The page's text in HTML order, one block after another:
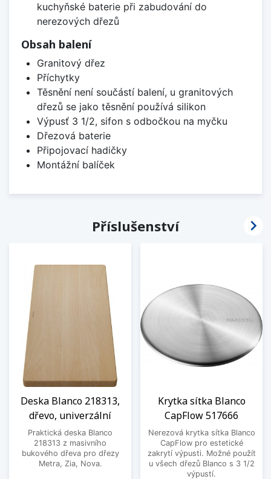
kuchyňské baterie při zabudování do
nerezových dřezů
Obsah balení
Granitový dřez
Příchytky
Těsnění není součástí balení, u granitových
dřezů se jako těsnění používá silikon
Výpusť 3 1/2, sifon s odbočkou na myčku
Dřezová baterie
Připojovací hadičky
Montážní balíček
Příslušenství
Deska Blanco 218313,
dřevo, univerzální
Praktická deska Blanco
218313 z masivního
bukového dřeva pro dřezy
Metra, Zia, Nova.
Krytka sítka Blanco
CapFlow 517666
Nerezová krytka sítka Blanco
CapFlow pro estetické
zakrytí výpusti. Možné použít
u všech dřezů Blanco s 3 1/2
výpustí.
